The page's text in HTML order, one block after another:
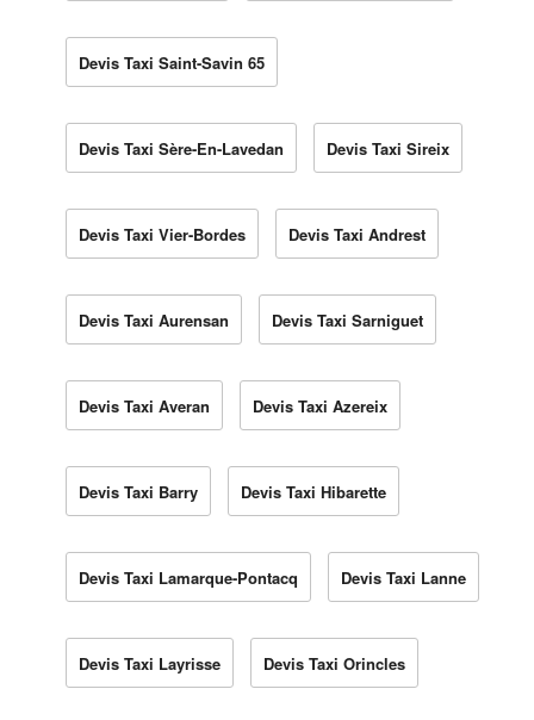
Devis Taxi Saint-Savin 65
Devis Taxi Sère-En-Lavedan Devis Taxi Sireix
Devis Taxi Vier-Bordes Devis Taxi Andrest
Devis Taxi Aurensan Devis Taxi Sarniguet
Devis Taxi Averan Devis Taxi Azereix
Devis Taxi Barry Devis Taxi Hibarette
Devis Taxi Lamarque-Pontacq Devis Taxi Lanne
Devis Taxi Layrisse Devis Taxi Orincles